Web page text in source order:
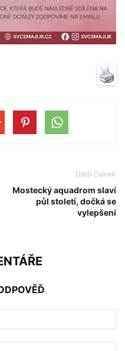
Další článek
Mostecký aquadrom slaví
půl století, dočká se
vylepšení